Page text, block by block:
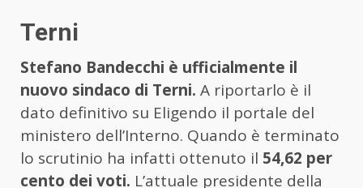
Terni
Stefano Bandecchi è ufficialmente il
nuovo sindaco di Terni. A riportarlo è il
dato definitivo su Eligendo il portale del
ministero dell’Interno. Quando è terminato
lo scrutinio ha infatti ottenuto il 54,62 per
cento dei voti. L’attuale presidente della